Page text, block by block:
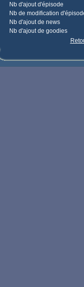
Nb d'ajout d'épisode
Nb de modification
Nb d'ajout de news
Nb d'ajout de goodies